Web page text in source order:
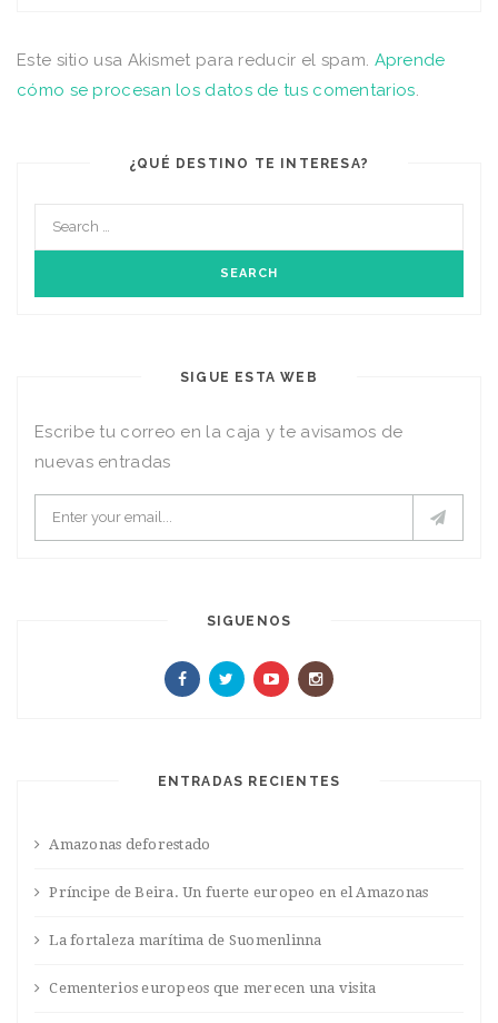
Este sitio usa Akismet para reducir el spam. Aprende
cómo se procesan los datos de tus comentarios.
¿QUÉ DESTINO TE INTERESA?
SIGUE ESTA WEB
Escribe tu correo en la caja y te avisamos de
nuevas entradas
SIGUENOS
ENTRADAS RECIENTES
Amazonas deforestado
Príncipe de Beira. Un fuerte europeo en el Amazonas
La fortaleza marítima de Suomenlinna
Cementerios europeos que merecen una visita